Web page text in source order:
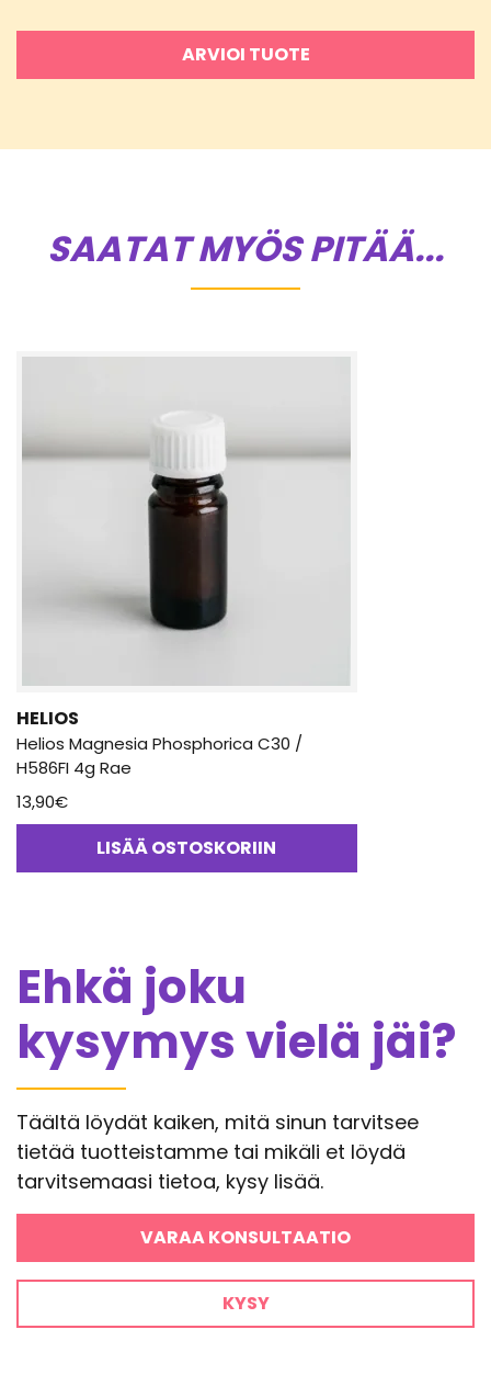
ARVIOI TUOTE
SAATAT MYÖS PITÄÄ...
HELIOS
Helios Magnesia Phosphorica C30 /
H586FI 4g Rae
13,90€
LISÄÄ OSTOSKORIIN
Ehkä joku
kysymys vielä jäi?
Täältä löydät kaiken, mitä sinun tarvitsee
tietää tuotteistamme tai mikäli et löydä
tarvitsemaasi tietoa, kysy lisää.
VARAA KONSULTAATIO
KYSY